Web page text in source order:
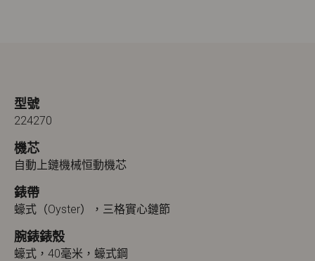
型號
224270
機芯
自動上鏈機械恒動機芯
錶帶
蠔式（Oyster），三格實心鏈節
腕錶錶殼
蠔式，40毫米，蠔式鋼